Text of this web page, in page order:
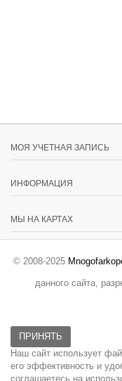
МОЯ УЧЕТНАЯ ЗАПИСЬ
ИНФОРМАЦИЯ
МЫ НА КАРТАХ
© 2008-2025
данного сайта,
ПРИНЯТЬ
Наш сайт использует
его эффективность и
соглашаетесь на